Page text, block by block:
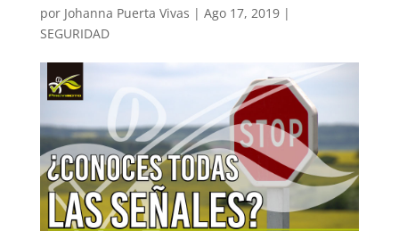
por Johanna Puerta Vivas | Ago 17, 2019|
SEGURIDAD